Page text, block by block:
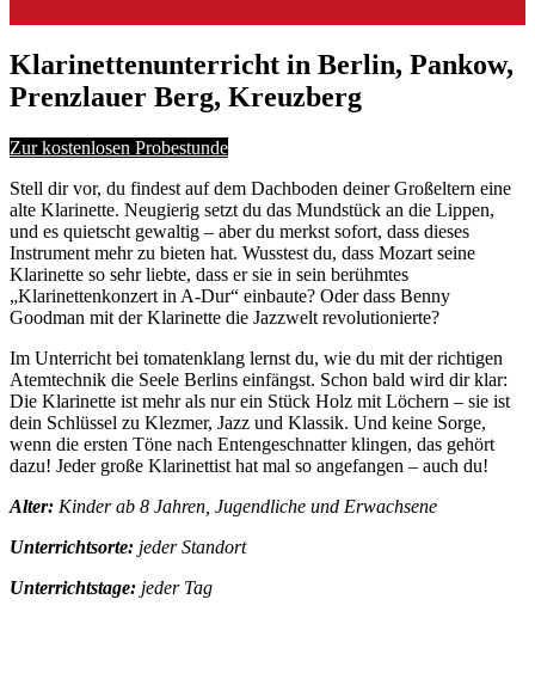
Klarinettenunterricht in Berlin, Pankow,
Prenzlauer Berg, Kreuzberg
Zur kostenlosen Probestunde
Stell dir vor, du findest auf dem Dachboden deiner Großeltern eine
alte Klarinette. Neugierig setzt du das Mundstück an die Lippen,
und es quietscht gewaltig – aber du merkst sofort, dass dieses
Instrument mehr zu bieten hat. Wusstest du, dass Mozart seine
Klarinette so sehr liebte, dass er sie in sein berühmtes
„Klarinettenkonzert in A-Dur“ einbaute? Oder dass Benny
Goodman mit der Klarinette die Jazzwelt revolutionierte?
Im Unterricht bei tomatenklang lernst du, wie du mit der richtigen
Atemtechnik die Seele Berlins einfängst. Schon bald wird dir klar:
Die Klarinette ist mehr als nur ein Stück Holz mit Löchern – sie ist
dein Schlüssel zu Klezmer, Jazz und Klassik. Und keine Sorge,
wenn die ersten Töne nach Entengeschnatter klingen, das gehört
dazu! Jeder große Klarinettist hat mal so angefangen – auch du!
Alter: Kinder ab 8 Jahren, Jugendliche und Erwachsene
Unterrichtsorte: jeder Standort
Unterrichtstage: jeder Tag